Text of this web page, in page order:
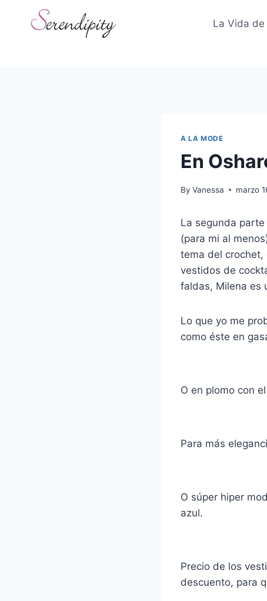
La Vida
A LA MODE
En
By Vanessa marzo
La segunda
(para mi al
tema del crochet,
vestidos de
faldas, Milena es
Lo que yo me
como éste en
O en plomo con
Para más
O súper hiper
azul.
Precio de los
descuento, para